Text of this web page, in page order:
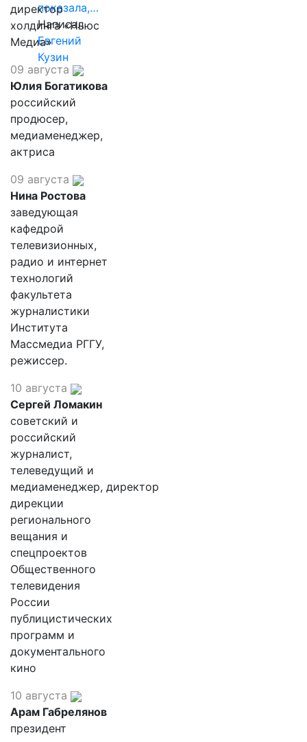
показала,…
Написал
Евгений
Кузин
директор
холдинга «Ньюс
Медиа»
09 августа
Юлия Богатикова
российский
продюсер,
медиаменеджер,
актриса
09 августа
Нина Ростова
заведующая
кафедрой
телевизионных,
радио и интернет
технологий
факультета
журналистики
Института
Массмедиа РГГУ,
режиссер.
10 августа
Сергей Ломакин
советский и
российский
журналист,
телеведущий и
медиаменеджер, директор
дирекции
регионального
вещания и
спецпроектов
Общественного
телевидения
России
публицистических
программ и
документального
кино
10 августа
Арам Габрелянов
президент